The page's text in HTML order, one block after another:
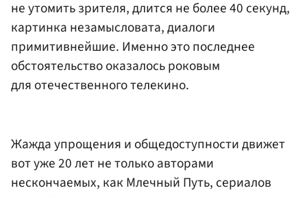
не утомить зрителя, длится не более 40 секунд,
картинка незамысловата, диалоги
примитивнейшие. Именно это последнее
обстоятельство оказалось роковым
для отечественного телекино.
Жажда упрощения и общедоступности движет
вот уже 20 лет не только авторами
нескончаемых, как Млечный Путь, сериалов